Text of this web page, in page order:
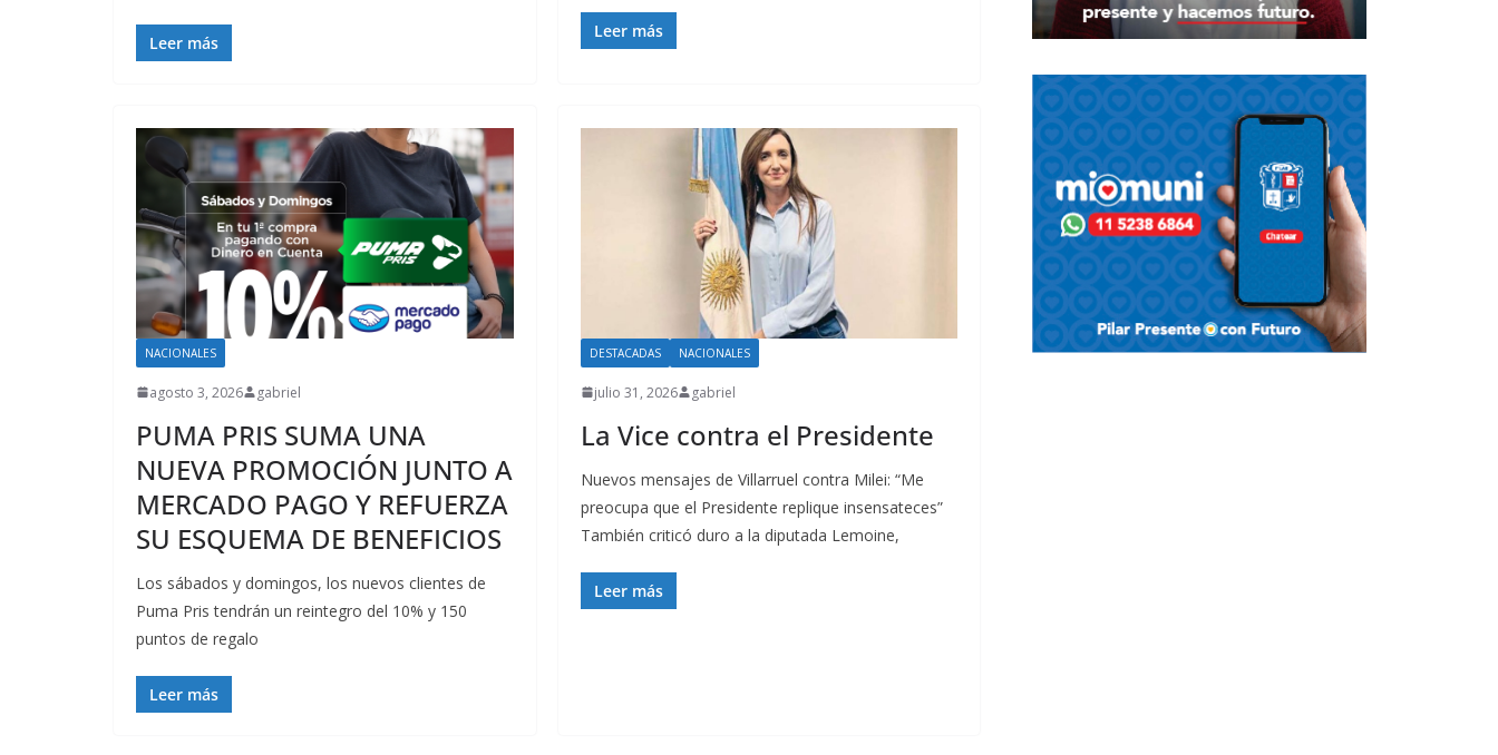
Leer más
Leer más
NACIONALES
agosto 3, 2026 gabriel
PUMA PRIS SUMA UNA
NUEVA PROMOCIÓN JUNTO A
MERCADO PAGO Y REFUERZA
SU ESQUEMA DE BENEFICIOS
Los sábados y domingos, los nuevos clientes de
Puma Pris tendrán un reintegro del 10% y 150
puntos de regalo
Leer más
DESTACADAS NACIONALES
julio 31, 2026 gabriel
La Vice contra el Presidente
Nuevos mensajes de Villarruel contra Milei: “Me
preocupa que el Presidente replique insensateces”
También criticó duro a la diputada Lemoine,
Leer más